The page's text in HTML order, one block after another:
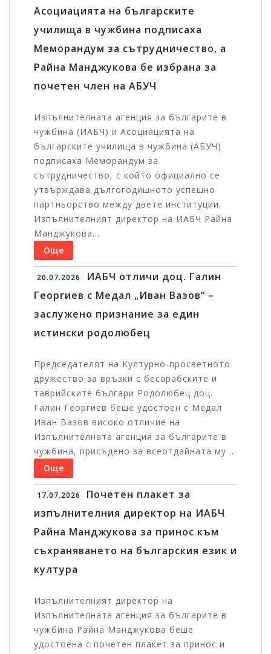
Асоциацията на българските
училища в чужбина подписаха
Меморандум за сътрудничество, а
Райна Манджукова бе избрана за
почетен член на АБУЧ
Изпълнителната агенция за българите в
чужбина (ИАБЧ) и Асоциацията на
българските училища в чужбина (АБУЧ)
подписаха Меморандум за
сътрудничество, с който официално се
утвърждава дългогодишното успешно
партньорство между двете институции.
Изпълнителният директор на ИАБЧ Райна
Манджукова...
Още
20.07.2026
ИАБЧ отличи доц. Галин
Георгиев с Медал „Иван Вазов“ –
заслужено признание за един
истински родолюбец
Председателят на Културно-просветното
дружество за връзки с бесарабските и
таврийските българи Родолюбец доц.
Галин Георгиев беше удостоен с Медал
Иван Вазов високо отличие на
Изпълнителната агенция за българите в
чужбина, присъдено за всеотдайната му ...
Още
17.07.2026
Почетен плакет за
изпълнителния директор на ИАБЧ
Райна Манджукова за принос към
съхраняването на българския език и
култура
Изпълнителният директор на
Изпълнителната агенция за българите в
чужбина Райна Манджукова беше
удостоена с почетен плакет за принос и